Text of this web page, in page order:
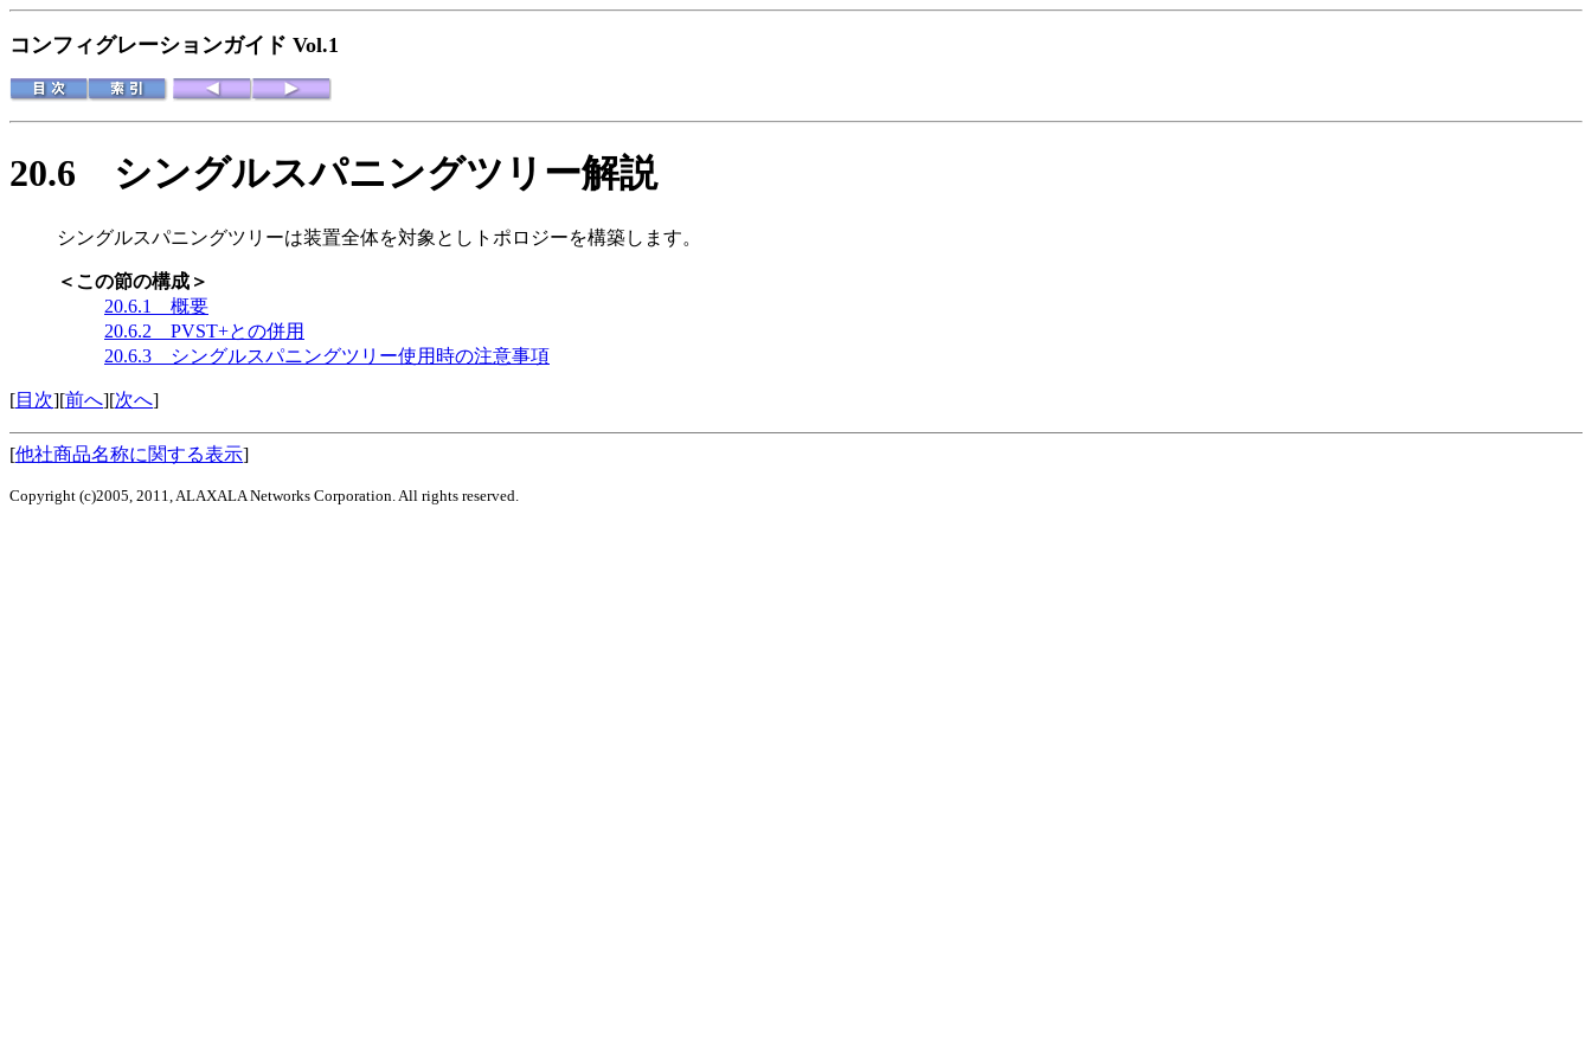
コンフィグレーションガイド Vol.1
20.6 シングルスパニングツリー解説
シングルスパニングツリーは装置全体を対象としトポロジーを構築します。
＜この節の構成＞
20.6.1 概要
20.6.2 PVST+との併用
20.6.3 シングルスパニングツリー使用時の注意事項
[目次][前へ][次へ]
[他社商品名称に関する表示]
Copyright (c)2005, 2011, ALAXALA Networks Corporation. All rights reserved.